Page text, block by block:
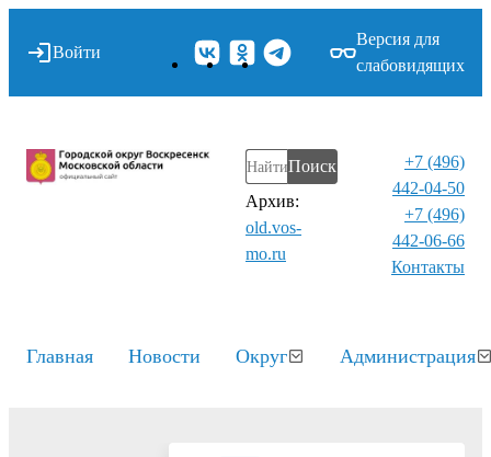
Войти
Версия для
слабовидящих
Поиск
Архив:
old.vos-
mo.ru
+7 (496)
442-04-50
+7 (496)
442-06-66
Контакты⁠
Главная Новости Округ Администрация